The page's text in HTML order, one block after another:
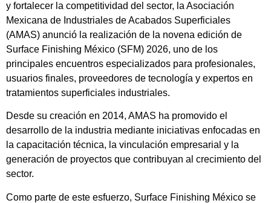
y fortalecer la competitividad del sector, la Asociación
Mexicana de Industriales de Acabados Superficiales
(AMAS) anunció la realización de la novena edición de
Surface Finishing México (SFM) 2026, uno de los
principales encuentros especializados para profesionales,
usuarios finales, proveedores de tecnología y expertos en
tratamientos superficiales industriales.
Desde su creación en 2014, AMAS ha promovido el
desarrollo de la industria mediante iniciativas enfocadas en
la capacitación técnica, la vinculación empresarial y la
generación de proyectos que contribuyan al crecimiento del
sector.
Como parte de este esfuerzo, Surface Finishing México se